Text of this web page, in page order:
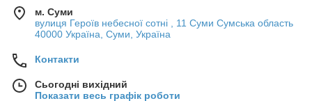
м. Суми
вулиця Героїв небесної сотні , 11 Суми Сумська область
40000 Україна, Суми, Україна
Контакти
Сьогодні вихідний
Показати весь графік роботи